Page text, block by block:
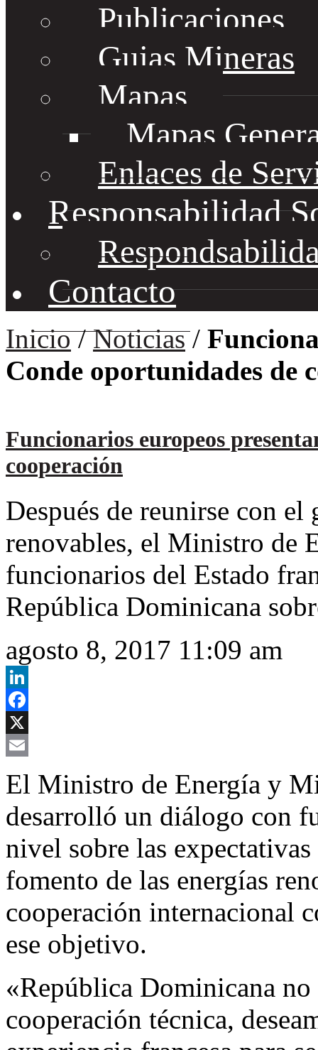
Publicaciones
Guias Mineras
Mapas
Mapas
Enlaces de
Responsabilidad
Contacto
Inicio/Noticias/
Conde oportunidades de
Funcionarios europeos
cooperación
Después de reunirse con
renovables, el Ministro de
funcionarios del Estado
República Dominicana
agosto 8, 2017 11:09 am
LinkedIn
Facebook
X
El Ministro de Energía y
desarrolló un diálogo con
nivel sobre las
fomento de las energías
cooperación internacional
ese objetivo.
«República Dominicana
cooperación técnica,